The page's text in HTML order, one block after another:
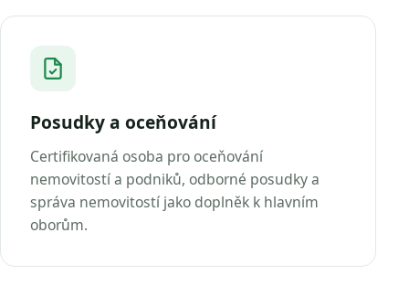
Posudky a oceňování
Certifikovaná osoba pro oceňování
nemovitostí a podniků, odborné posudky a
správa nemovitostí jako doplněk k hlavním
oborům.